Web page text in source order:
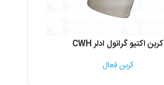
کربن اکتیو گرانول ادلر CWH
کربن فعال